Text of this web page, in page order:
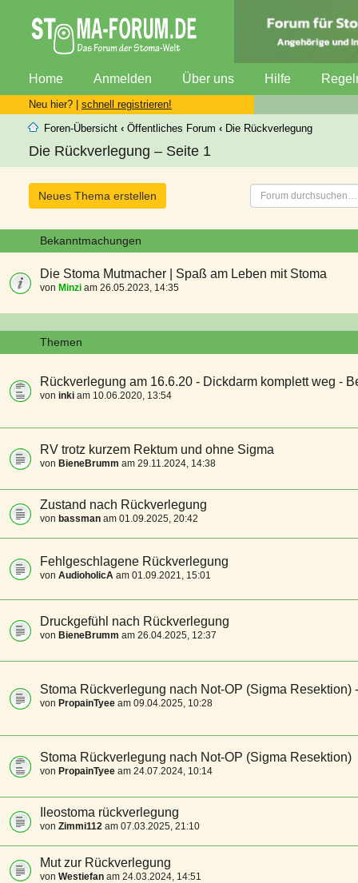
Home Anmelden Über uns Hilfe
Neu hier? | schnell registrieren!
Foren-Übersicht ‹ Öffentliches Forum ‹ Die Rückverlegung
Die Rückverlegung – Seite 1
Neues Thema erstellen
Bekanntmachungen
Die Stoma Mutmacher | Spaß am Leben mit Stoma
von Minzi am 26.05.2023, 14:35
Themen
Rückverlegung am 16.6.20 - Dickdarm komplett weg -
von inki am 10.06.2020, 13:54
RV trotz kurzem Rektum und ohne Sigma
von BieneBrumm am 29.11.2024, 14:38
Zustand nach Rückverlegung
von bassman am 01.09.2025, 20:42
Fehlgeschlagene Rückverlegung
von AudioholicA am 01.09.2021, 15:01
Druckgefühl nach Rückverlegung
von BieneBrumm am 26.04.2025, 12:37
Stoma Rückverlegung nach Not-OP (Sigma Resektion)
von PropainTyee am 09.04.2025, 10:28
Stoma Rückverlegung nach Not-OP (Sigma Resektion)
von PropainTyee am 24.07.2024, 10:14
Ileostoma rückverlegung
von Zimmi112 am 07.03.2025, 21:10
Mut zur Rückverlegung
von Westiefan am 24.03.2024, 14:51